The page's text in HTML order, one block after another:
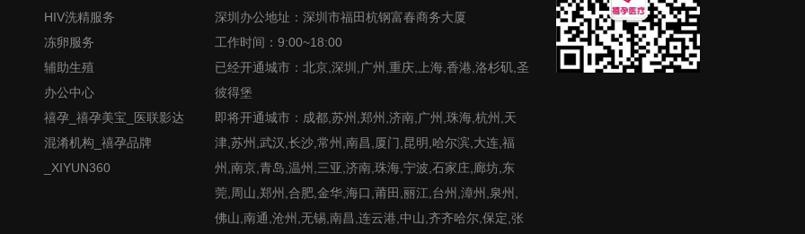
HIV洗精服务
冻卵服务
辅助生殖
办公中心
禧孕_禧孕美宝_医联影达
混淆机构_禧孕品牌
_XIYUN360
深圳办公地址：深圳市福田杭钢富春商务大厦
工作时间：9:00~18:00
已经开通城市：北京,深圳,广州,重庆,上海,香港,洛杉矶,圣
彼得堡
即将开通城市：成都,苏州,郑州,济南,广州,珠海,杭州,天
津,苏州,武汉,长沙,常州,南昌,厦门,昆明,哈尔滨,大连,福
州,南京,青岛,温州,三亚,济南,珠海,宁波,石家庄,廊坊,东
莞,周山,郑州,合肥,金华,海口,莆田,丽江,台州,漳州,泉州,
佛山,南通,沧州,无锡,南昌,连云港,中山,齐齐哈尔,保定,张